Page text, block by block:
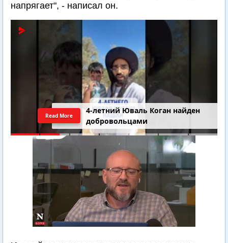
напрягает", - написал он.
4-летний Юваль Коган найден
добровольцами
Read More